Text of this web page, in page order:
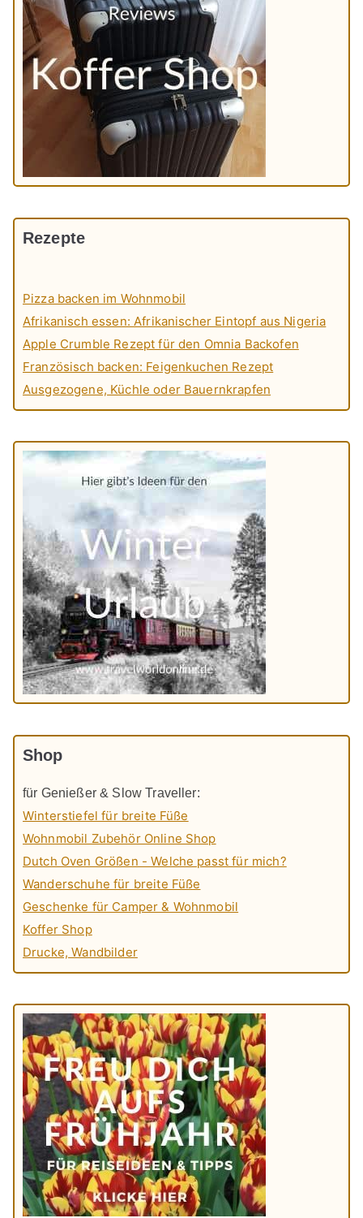
Rezepte
Pizza backen im Wohnmobil
Afrikanisch essen: Afrikanischer Eintopf aus Nigeria
Apple Crumble Rezept für den Omnia Backofen
Französisch backen: Feigenkuchen Rezept
Ausgezogene, Küchle oder Bauernkrapfen
Shop
für Genießer & Slow Traveller:
Winterstiefel für breite Füße
Wohnmobil Zubehör Online Shop
Dutch Oven Größen - Welche passt für mich?
Wanderschuhe für breite Füße
Geschenke für Camper & Wohnmobil
Koffer Shop
Drucke, Wandbilder